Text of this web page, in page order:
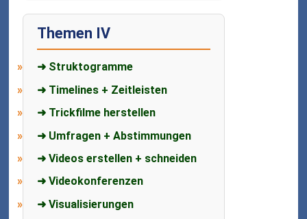
Themen IV
➜ Struktogramme
➜ Timelines + Zeitleisten
➜ Trickfilme herstellen
➜ Umfragen + Abstimmungen
➜ Videos erstellen + schneiden
➜ Videokonferenzen
➜ Visualisierungen